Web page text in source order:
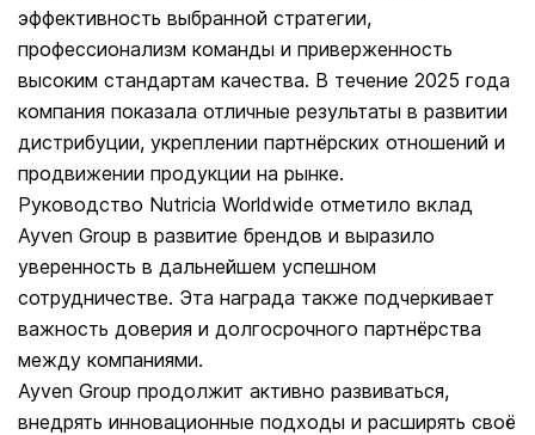
эффективность выбранной стратегии,
профессионализм команды и приверженность
высоким стандартам качества. В течение 2025 года
компания показала отличные результаты в развитии
дистрибуции, укреплении партнёрских отношений и
продвижении продукции на рынке.
Руководство Nutricia Worldwide отметило вклад
Ayven Group в развитие брендов и выразило
уверенность в дальнейшем успешном
сотрудничестве. Эта награда также подчеркивает
важность доверия и долгосрочного партнёрства
между компаниями.
Ayven Group продолжит активно развиваться,
внедрять инновационные подходы и расширять своё